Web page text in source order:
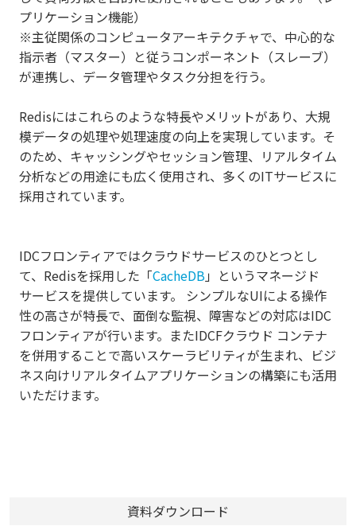
プリケーション機能）
※主従関係のコンピュータアーキテクチャで、中心的な
指示者（マスター）と従うコンポーネント（スレーブ）
が連携し、データ管理やタスク分担を行う。
Redisにはこれらのような特長やメリットがあり、大規
模データの処理や処理速度の向上を実現しています。そ
のため、キャッシングやセッション管理、リアルタイム
分析などの用途にも広く使用され、多くのITサービスに
採用されています。
IDCフロンティアではクラウドサービスのひとつとし
て、Redisを採用した「CacheDB」というマネージド
サービスを提供しています。 シンプルなUIによる操作
性の高さが特長で、面倒な監視、障害などの対応はIDC
フロンティアが行います。またIDCFクラウド コンテナ
を併用することで高いスケーラビリティが生まれ、ビジ
ネス向けリアルタイムアプリケーションの構築にも活用
いただけます。
資料ダウンロード